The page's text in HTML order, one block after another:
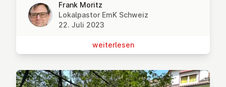
Frank Moritz
Lokalpastor EmK Schweiz
22. Juli 2023
wei­ter­le­sen